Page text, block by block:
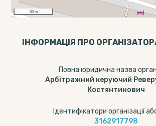
30 m
ІНФОРМАЦІЯ ПРО
Повна юридична назва
Арбітражний керуючий
Костянтинович
Ідентифікатори організації
3162917798